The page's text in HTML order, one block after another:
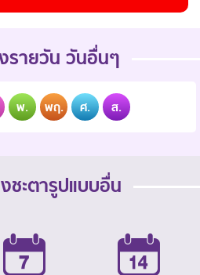
รายวัน วันอื่นๆ
พ. พฤ. ศ. ส.
ชะตารูปแบบอื่น